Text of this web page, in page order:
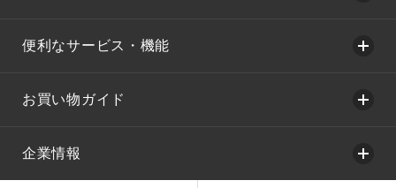
便利なサービス・機能
お買い物ガイド
企業情報